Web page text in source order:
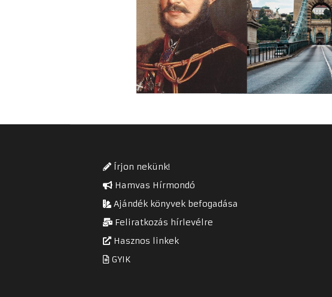
Írjon nekünk!
Hamvas Hírmondó
Ajándék könyvek befogadása
Feliratkozás hírlevélre
Hasznos linkek
GYIK